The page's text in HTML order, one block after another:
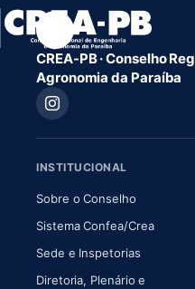
CREA-PB · Conselho
Agronomia da Paraíba
INSTITUCIONAL
Sobre o Conselho(abre em
Sistema Confea/Crea(abre
Sede e Inspetorias
Diretoria, Plenário e